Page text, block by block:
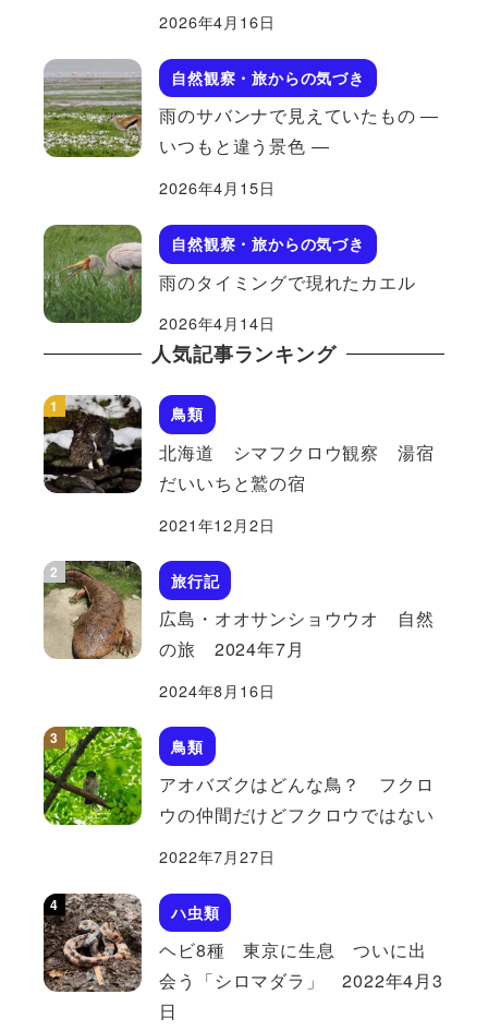
2026年4月16日
自然観察・旅からの気づき
雨のサバンナで見えていたもの ―
いつもと違う景色 ―
2026年4月15日
自然観察・旅からの気づき
雨のタイミングで現れたカエル
2026年4月14日
人気記事ランキング
鳥類
北海道 シマフクロウ観察 湯宿
だいいちと鷲の宿
2021年12月2日
旅行記
広島・オオサンショウウオ 自然
の旅 2024年7月
2024年8月16日
鳥類
アオバズクはどんな鳥？ フクロ
ウの仲間だけどフクロウではない
2022年7月27日
ハ虫類
ヘビ8種 東京に生息 ついに出
会う「シロマダラ」 2022年4月3
日